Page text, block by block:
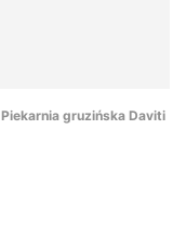
Piekarnia gruzińska Daviti